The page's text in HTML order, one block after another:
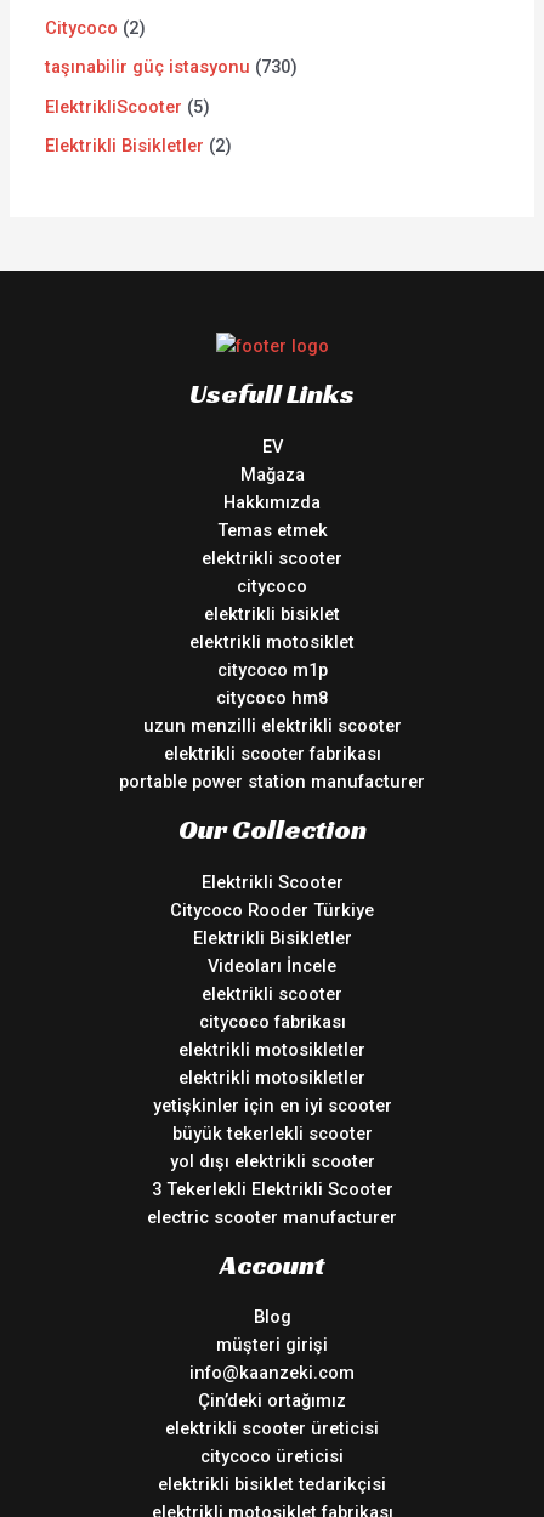
Citycoco
2
taşınabilir güç istasyonu
730
ElektrikliScooter
5
Elektrikli Bisikletler
2
Usefull Links
EV
Mağaza
Hakkımızda
Temas etmek
elektrikli scooter
citycoco
elektrikli bisiklet
elektrikli motosiklet
citycoco m1p
citycoco hm8
uzun menzilli elektrikli scooter
elektrikli scooter fabrikası
portable power station manufacturer
Our Collection
Elektrikli Scooter
Citycoco Rooder Türkiye
Elektrikli Bisikletler
Videoları İncele
elektrikli scooter
citycoco fabrikası
elektrikli motosikletler
elektrikli motosikletler
yetişkinler için en iyi scooter
büyük tekerlekli scooter
yol dışı elektrikli scooter
3 Tekerlekli Elektrikli Scooter
electric scooter manufacturer
Account
Blog
müşteri girişi
info@kaanzeki.com
Çin’deki ortağımız
elektrikli scooter üreticisi
citycoco üreticisi
elektrikli bisiklet tedarikçisi